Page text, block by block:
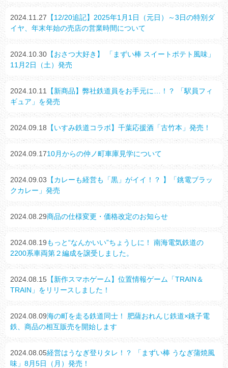
2024.11.27 【12/20追記】2025年1月1日（元日）～3日の特別ダ
イヤ、年末年始の売店の営業時間について
2024.10.30 【おさつ大好き】 「まずい棒 スイートポテト風味」
11月2日（土）発売
2024.10.11
【新商品】弊社鉄道員をお手元に…！？ 「駅員フィ
ギュア」を発売
2024.09.18 【いすみ鉄道コラボ】千葉応援酒「古竹本」発売！
2024.09.1710月からの仲ノ町車庫見学について
2024.09.03 【カレーも経営も「黒」がイイ！？ 】「銚電ブラッ
クカレー」発売
2024.08.29商品の仕様変更・価格改定のお知らせ
2024.08.19もっと“なんかいい”ちょうしに！ 南海電気鉄道の
2200系車両第２編成を譲受しました。
2024.08.15 【新作スマホゲーム】位置情報ゲーム「TRAIN＆
TRAIN」をリリースしました！
2024.08.09海の町を走る鉄道同士！ 肥薩おれんじ鉄道×銚子電
鉄、商品の相互販売を開始します
2024.08.05経営はうなぎ登りタレ！？ 「まずい棒 うなぎ蒲焼風
味」8月5日（月）発売！